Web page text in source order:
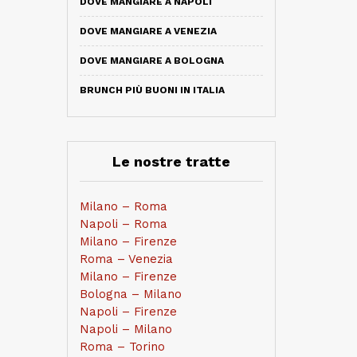
DOVE MANGIARE A VENEZIA
DOVE MANGIARE A BOLOGNA
BRUNCH PIÙ BUONI IN ITALIA
Le nostre tratte
Milano – Roma
Napoli – Roma
Milano – Firenze
Roma – Venezia
Milano – Firenze
Bologna – Milano
Napoli – Firenze
Napoli – Milano
Roma – Torino